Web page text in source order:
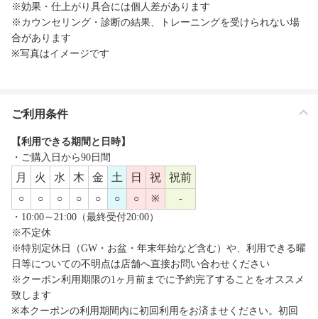
※効果・仕上がり具合には個人差があります
※カウンセリング・診断の結果、トレーニングを受けられない場
合があります
※写真はイメージです
ご利用条件
【利用できる期間と日時】
・ご購入日から90日間
月 火 水 木 金 土 日 祝 祝前
○ ○ ○ ○ ○ ○ ○ ※
-
・10:00～21:00（最終受付20:00）
※不定休
※特別定休日（GW・お盆・年末年始など含む）や、利用できる曜
日等についての不明点は店舗へ直接お問い合わせください
※クーポン利用期限の1ヶ月前までに予約完了することをオススメ
致します
※本クーポンの利用期間内に初回利用をお済ませください。初回